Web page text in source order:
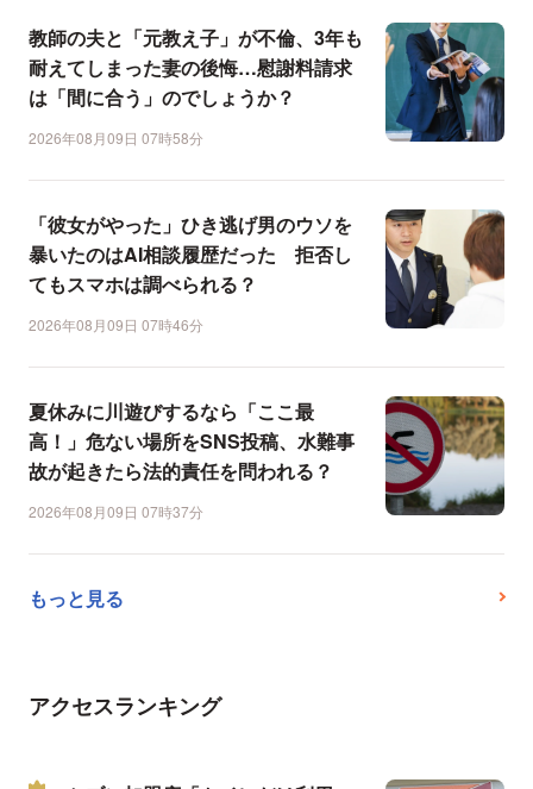
教師の夫と「元教え子」が不倫、3年も
耐えてしまった妻の後悔…慰謝料請求
は「間に合う」のでしょうか？
2026年08月09日 07時58分
「彼女がやった」ひき逃げ男のウソを
暴いたのはAI相談履歴だった 拒否し
てもスマホは調べられる？
2026年08月09日 07時46分
夏休みに川遊びするなら「ここ最
高！」危ない場所をSNS投稿、水難事
故が起きたら法的責任を問われる？
2026年08月09日 07時37分
もっと見る
アクセスランキング